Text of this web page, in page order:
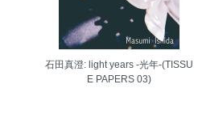
石田真澄: light years -光年-(TISSU
E PAPERS 03)